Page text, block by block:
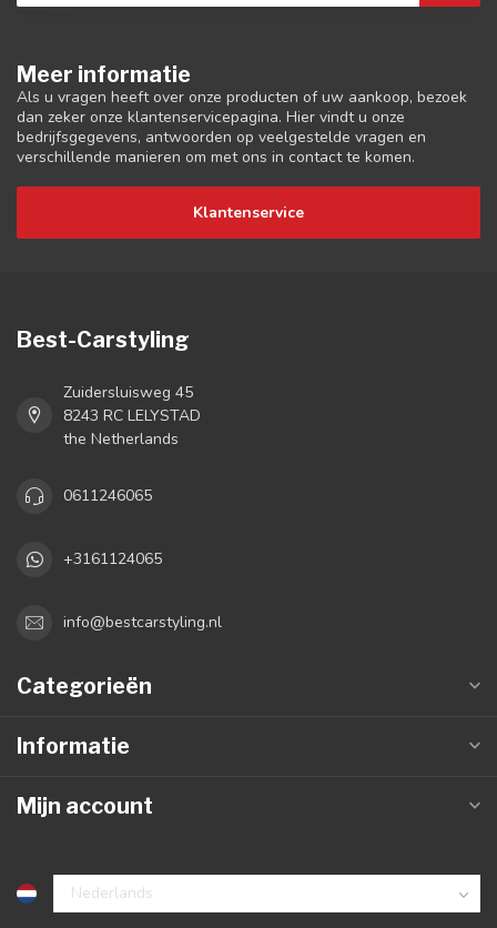
Meer informatie
Als u vragen heeft over onze producten of uw aankoop, bezoek
dan zeker onze klantenservicepagina. Hier vindt u onze
bedrijfsgegevens, antwoorden op veelgestelde vragen en
verschillende manieren om met ons in contact te komen.
Klantenservice
Best-Carstyling
Zuidersluisweg 45
8243 RC LELYSTAD
the Netherlands
0611246065
+3161124065
info@bestcarstyling.nl
Categorieën
Informatie
Mijn account